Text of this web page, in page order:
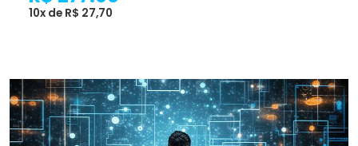
10x de R$ 27,70